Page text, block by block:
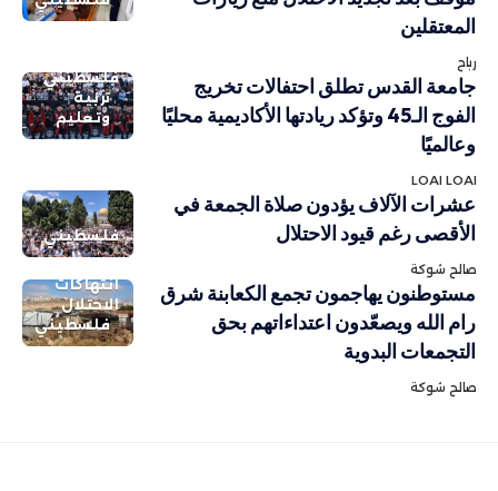
المعتقلين
رباح
فلسطيني
تربية
وتعليم
جامعة القدس تطلق احتفالات تخريج
الفوج الـ45 وتؤكد ريادتها الأكاديمية محليًا
وعالميًا
LOAI LOAI
فلسطيني
عشرات الآلاف يؤدون صلاة الجمعة في
الأقصى رغم قيود الاحتلال
صالح شوكة
انتهاكات
الاحتلال
فلسطيني
مستوطنون يهاجمون تجمع الكعابنة شرق
رام الله ويصعّدون اعتداءاتهم بحق
التجمعات البدوية
صالح شوكة